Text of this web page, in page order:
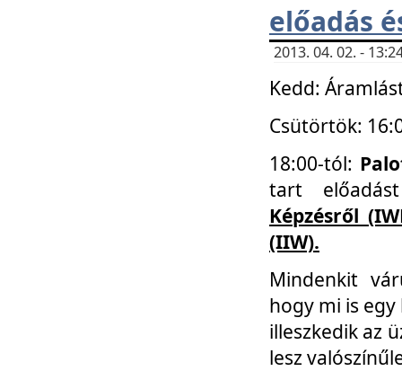
előadás
2013. 04. 02. -
Kedd:
Csütörtök:
18:00-tól:
tart
Képzésről
(IIW).
Mindenkit
hogy mi is
illeszkedik az
lesz